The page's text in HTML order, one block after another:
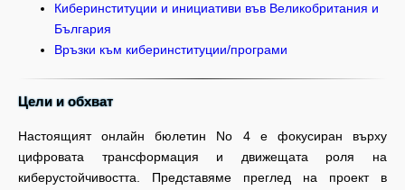
Киберинституции и инициативи във Великобритания и
България
Връзки към киберинституции/програми
Цели и обхват
Настоящият онлайн бюлетин No 4 е фокусиран върху
цифровата трансформация и движещата роля на
киберустойчивостта. Представяме преглед на проект в